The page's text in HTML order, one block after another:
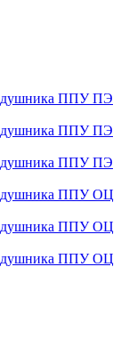
ППУ ПЭ
ППУ ПЭ
ППУ ПЭ
ППУ ОЦ
ППУ ОЦ
ППУ ОЦ